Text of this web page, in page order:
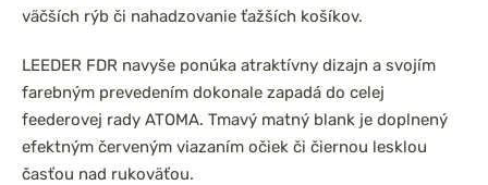
väčších rýb či nahadzovanie ťažších košíkov.
LEEDER FDR navyše ponúka atraktívny dizajn a svojím
farebným prevedením dokonale zapadá do celej
feederovej rady ATOMA. Tmavý matný blank je doplnený
efektným červeným viazaním očiek či čiernou lesklou
časťou nad rukoväťou.